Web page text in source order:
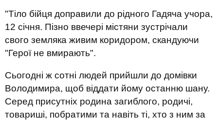
"Тіло бійця доправили до рідного Гадяча учора,
12 січня. Пізно ввечері містяни зустрічали
свого земляка живим коридором, скандуючи
"Герої не вмирають".
Сьогодні ж сотні людей прийшли до домівки
Володимира, щоб віддати йому останню шану.
Серед присутніх родина загиблого, родичі,
товариші, побратими та навіть ті, хто з ним за